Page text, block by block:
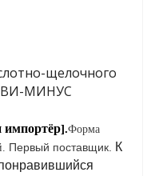
щелочного
МИНУС
импортёр].Форма
Первый поставщик.
К